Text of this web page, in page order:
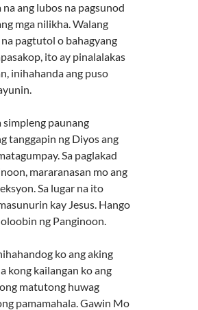
ang lubos na pagsunod
mga nilikha. Walang
pagtutol o bahagyang
ito ay pinalalakas
inihahanda ang puso
simpleng paunang
tanggapin ng Diyos ang
Sa paglakad
mararanasan mo ang
Sa lugar na ito
kay Jesus. Hango
ng Panginoon.
ko ang aking
kong kailangan ko ang
matutong huwag
pamamahala. Gawin Mo